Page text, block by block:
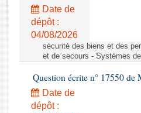
Rapports législatifs
Rapports sur l'application des lois
Baromètre de l’application des
Dossiers législatifs
Budget et sécurité sociale
Questions écrites et orales
Date de
dépôt :
04/08/2026
sécurité des biens et des
et de secours - Systèmes
Question écrite n° 17550
Date de
dépôt :